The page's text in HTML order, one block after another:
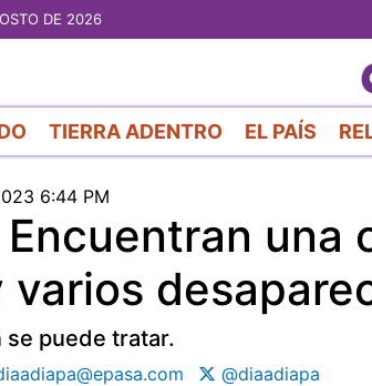
DE 2026
TIERRA ADENTRO EL PAÍS
6:44 PM
Encuentran una
varios
se puede tratar.
@diaadiapa